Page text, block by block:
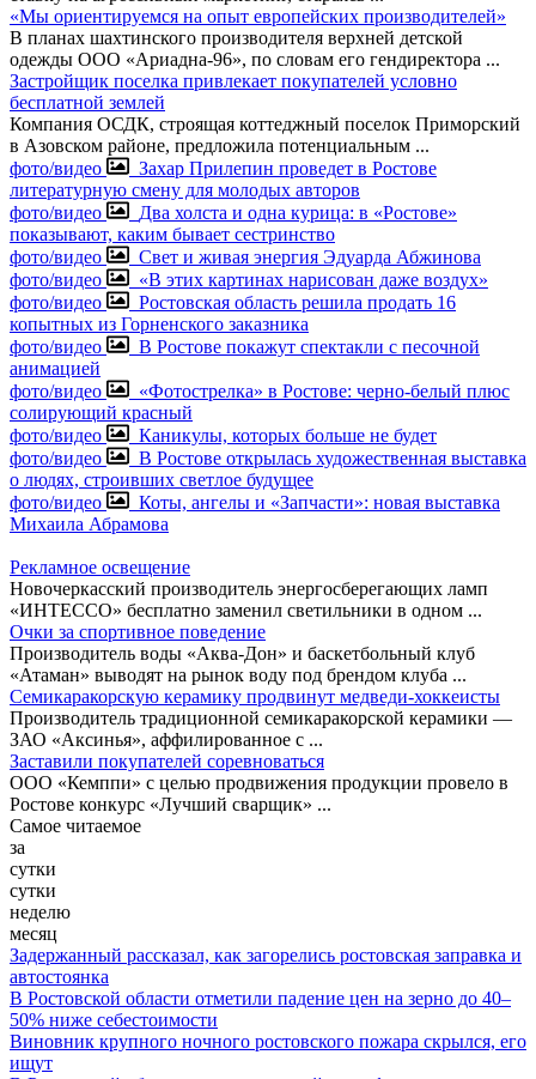
«Мы ориентируемся на опыт европейских производителей»
В планах шахтинского производителя верхней детской
одежды ООО «Ариадна-96», по словам его гендиректора ...
Застройщик поселка привлекает покупателей условно
бесплатной землей
Компания ОСДК, строящая коттеджный поселок Приморский
в Азовском районе, предложила потенциальным ...
фото/видео
Захар Прилепин проведет в Ростове
литературную смену для молодых авторов
фото/видео
Два холста и одна курица: в «Ростове»
показывают, каким бывает сестринство
фото/видео
Свет и живая энергия Эдуарда Абжинова
фото/видео
«В этих картинах нарисован даже воздух»
фото/видео
Ростовская область решила продать 16
копытных из Горненского заказника
фото/видео
В Ростове покажут спектакли с песочной
анимацией
фото/видео
«Фотострелка» в Ростове: черно-белый плюс
солирующий красный
фото/видео
Каникулы, которых больше не будет
фото/видео
В Ростове открылась художественная выставка
о людях, строивших светлое будущее
фото/видео
Коты, ангелы и «Запчасти»: новая выставка
Михаила Абрамова
Рекламное освещение
Новочеркасский производитель энергосберегающих ламп
«ИНТЕССО» бесплатно заменил светильники в одном ...
Очки за спортивное поведение
Производитель воды «Аква-Дон» и баскетбольный клуб
«Атаман» выводят на рынок воду под брендом клуба ...
Семикаракорскую керамику продвинут медведи-хоккеисты
Производитель традиционной семикаракорской керамики —
ЗАО «Аксинья», аффилированное с ...
Заставили покупателей соревноваться
ООО «Кемппи» с целью продвижения продукции провело в
Ростове конкурс «Лучший сварщик» ...
Самое читаемое
за
сутки
сутки
неделю
месяц
Задержанный рассказал, как загорелись ростовская заправка и
автостоянка
В Ростовской области отметили падение цен на зерно до 40–
50% ниже себестоимости
Виновник крупного ночного ростовского пожара скрылся, его
ищут